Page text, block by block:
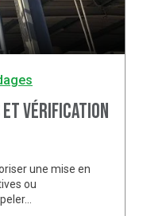
et vérification
une mise en
ou